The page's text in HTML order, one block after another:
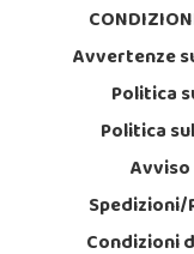
Avvertenze
Politica
Politica
Condizioni